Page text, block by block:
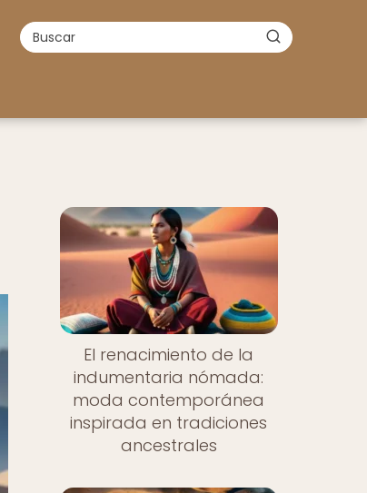
El renacimiento de la
indumentaria nómada:
moda contemporánea
inspirada en tradiciones
ancestrales